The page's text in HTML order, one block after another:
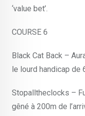
‘value bet’.
COURSE 6
Black Cat Back –
le lourd handicap de
Stopalltheclocks –
gêné à 200m de